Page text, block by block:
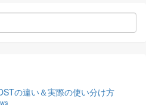
の違い＆実際の使い分け方